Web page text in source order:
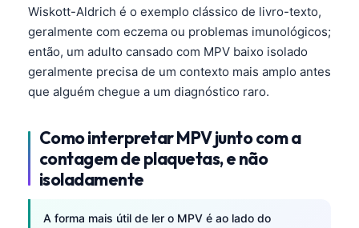
Wiskott-Aldrich é o exemplo clássico de livro-texto,
geralmente com eczema ou problemas imunológicos;
então, um adulto cansado com MPV baixo isolado
geralmente precisa de um contexto mais amplo antes
que alguém chegue a um diagnóstico raro.
Como interpretar MPV junto com a
contagem de plaquetas, e não
isoladamente
A forma mais útil de ler o MPV é ao lado do